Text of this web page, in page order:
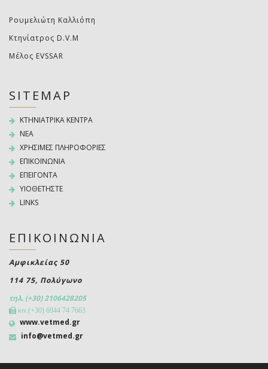
Ρουμελιώτη Καλλιόπη
Κτηνίατρος D.V.M
Μέλος EVSSAR
SITEMAP
ΚΤΗΝΙΑΤΡΙΚΑ ΚΕΝΤΡΑ
NEA
ΧΡΗΣΙΜΕΣ ΠΛΗΡΟΦΟΡΙΕΣ
ΕΠΙΚΟΙΝΩΝΙΑ
ΕΠΕΙΓΟΝΤΑ
ΥΙΟΘΕΤΗΣΤΕ
LINKS
ΕΠΙΚΟΙΝΩΝΙΑ
Αμφικλείας 50
114 75, Πολύγωνο
τηλ. (+30) 2106428205
κιν.(+30) 6944 74 7663
www.vetmed.gr
info@vetmed.gr